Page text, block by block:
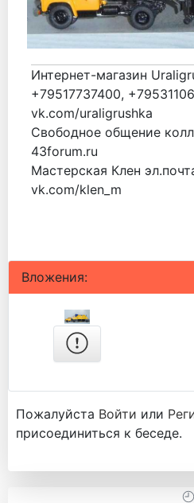
Интернет-магазин
+79517737400,
vk.com/uraligrushka
Свободное общение
43forum.ru
Мастерская Клен
vk.com/klen_m
Вложения:
Пожалуйста Войти или
присоединиться к беседе.